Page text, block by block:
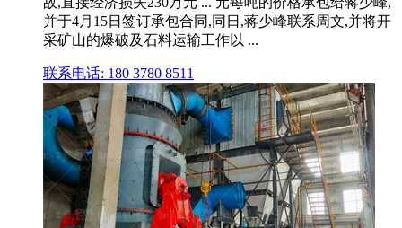
并于4月15日签订承包合同,同日,蒋少峰联系周文,并将开
采矿山的爆破及石料运输工作以 ...
联系电话: 180 3780 8511